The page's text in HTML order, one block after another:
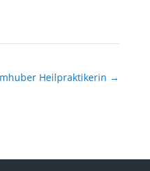
Heilpraktikerin →